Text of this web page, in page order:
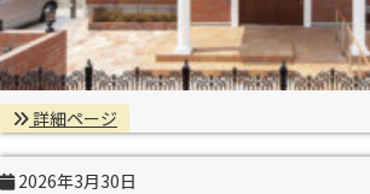
詳細ページ
2026年3月30日